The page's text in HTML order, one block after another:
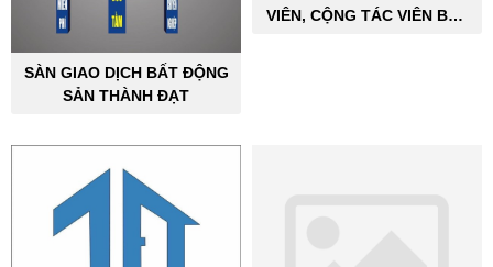
SÀN GIAO DỊCH BẤT ĐỘNG
SẢN THÀNH ĐẠT
VIÊN, CỘNG TÁC VIÊN BẤT